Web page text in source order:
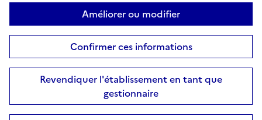
Améliorer ou modifier
Confirmer ces informations
Revendiquer l'établissement en tant que
gestionnaire